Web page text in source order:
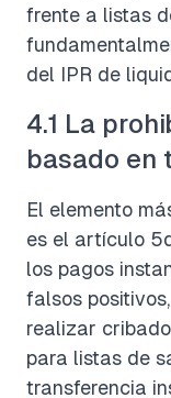
frente a listas
del IPR de
4.1 La
basado en
El elemento
es el artículo
los pagos
falsos
realizar
para listas de
transferencia